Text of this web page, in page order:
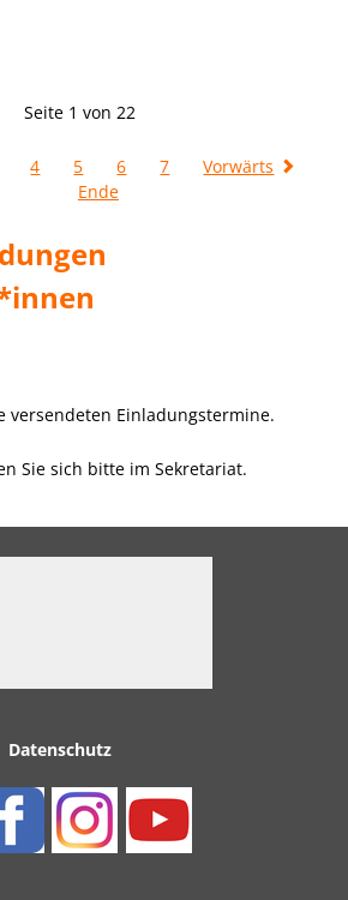
Seite 1 von 22
4 5 6 7
Vorwärts
Ende
versendeten Einladungstermine.
Sie sich bitte im Sekretariat.
Datenschutz